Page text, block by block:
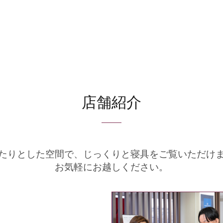
店舗紹介
りとした空間で、
じっくりと寝具をご覧いただけ
お気軽にお越しください。